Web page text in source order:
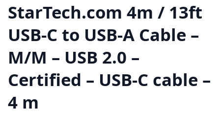
StarTech.com 4m / 13ft
USB-C to USB-A Cable –
M/M – USB 2.0 –
Certified – USB-C cable –
4 m